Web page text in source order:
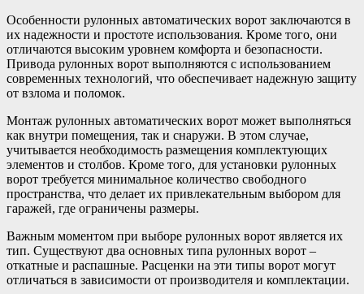
Особенности рулонных автоматических ворот заключаются в
их надежности и простоте использования. Кроме того, они
отличаются высоким уровнем комфорта и безопасности.
Привода рулонных ворот выполняются с использованием
современных технологий, что обеспечивает надежную защиту
от взлома и поломок.
Монтаж рулонных автоматических ворот может выполняться
как внутри помещения, так и снаружи. В этом случае,
учитывается необходимость размещения комплектующих
элементов и столбов. Кроме того, для установки рулонных
ворот требуется минимальное количество свободного
пространства, что делает их привлекательным выбором для
гаражей, где ограничены размеры.
Важным моментом при выборе рулонных ворот является их
тип. Существуют два основных типа рулонных ворот –
откатные и распашные. Расценки на эти типы ворот могут
отличаться в зависимости от производителя и комплектации.